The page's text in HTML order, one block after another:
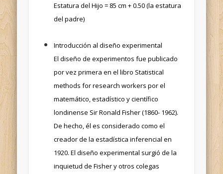
Estatura del Hijo = 85 cm + 0.50 (la estatura
del padre)
Introducción al diseño experimental
El diseño de experimentos fue publicado
por vez primera en el libro Statistical
methods for research workers por el
matemático, estadístico y científico
londinense Sir Ronald Fisher (1860- 1962).
De hecho, él es considerado como el
creador de la estadística inferencial en
1920. El diseño experimental surgió de la
inquietud de Fisher y otros colegas